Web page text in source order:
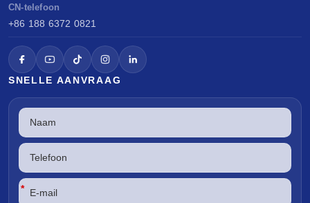
CN-telefoon
+86 188 6372 0821
SNELLE AANVRAAG
*